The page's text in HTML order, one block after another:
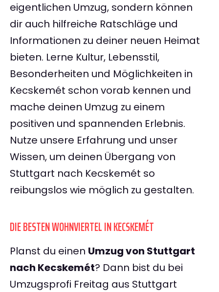
eigentlichen Umzug, sondern können
dir auch hilfreiche Ratschläge und
Informationen zu deiner neuen Heimat
bieten. Lerne Kultur, Lebensstil,
Besonderheiten und Möglichkeiten in
Kecskemét schon vorab kennen und
mache deinen Umzug zu einem
positiven und spannenden Erlebnis.
Nutze unsere Erfahrung und unser
Wissen, um deinen Übergang von
Stuttgart nach Kecskemét so
reibungslos wie möglich zu gestalten.
DIE BESTEN WOHNVIERTEL IN KECSKEMÉT
Planst du einen Umzug von Stuttgart
nach Kecskemét? Dann bist du bei
Umzugsprofi Freitag aus Stuttgart